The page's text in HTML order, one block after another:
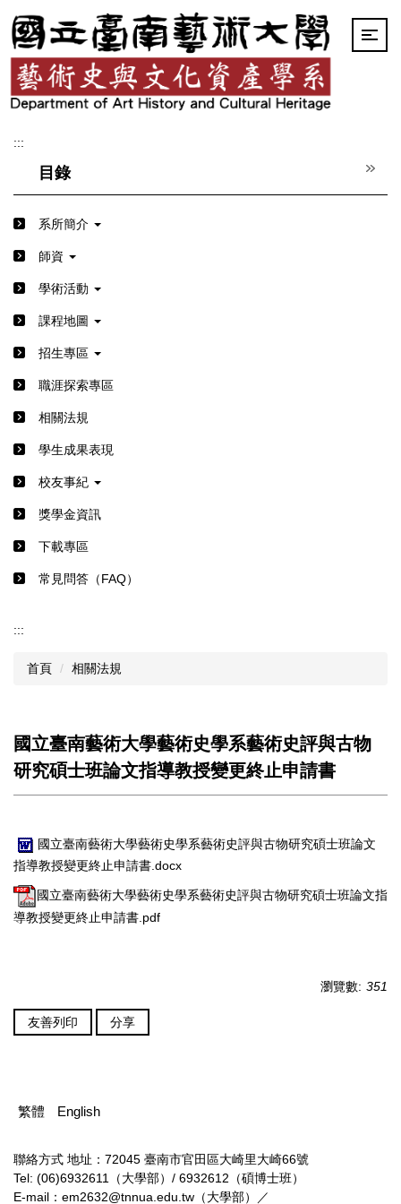
跳
到
主
要
內
容
:::
目錄
系所簡介
師資
學術活動
課程地圖
招生專區
職涯探索專區
相關法規
學生成果表現
校友事紀
獎學金資訊
下載專區
常見問答（FAQ）
:::
首頁 相關法規
國立臺南藝術大學藝術史學系藝術史評與古物
研究碩士班論文指導教授變更終止申請書
國立臺南藝術大學藝術史學系藝術史評與古物研究碩士班論文
指導教授變更終止申請書.docx
國立臺南藝術大學藝術史學系藝術史評與古物研究碩士班論文指
導教授變更終止申請書.pdf
瀏覽數: 351
友善列印 分享
繁體 English
聯絡方式 地址：72045 臺南市官田區大崎里大崎66號
Tel: (06)6932611（大學部）/ 6932612（碩博士班）
E-mail：em2632@tnnua.edu.tw（大學部）／